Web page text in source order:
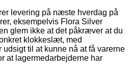
levering på næste hverdag på
eksempelvis Flora Silver
glem ikke at det påkræver at du
klokkeslæt, med
udsigt til at kunne nå at få varerne
at lagermedarbejderne har